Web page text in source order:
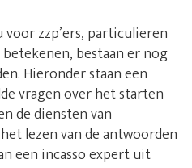
voor zzp’ers, particulieren
bestaan er nog
Hieronder staan een
vragen over het starten
de diensten van
lezen van de antwoorden
een incasso expert uit